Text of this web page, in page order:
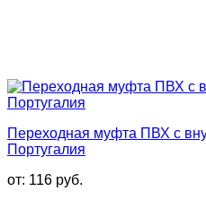
Переходная муфта ПВХ с
Португалия
от: 116 руб.